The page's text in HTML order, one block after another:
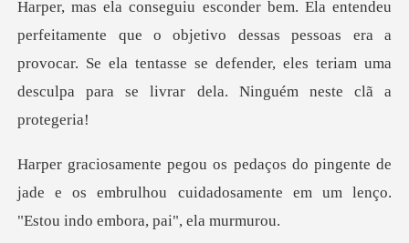
Harper, mas ela conseguiu esconder bem. Ela entendeu
perfeitamente que o objetivo dessas pes
nte de
jade e os embrulhou cuidadosamente em u